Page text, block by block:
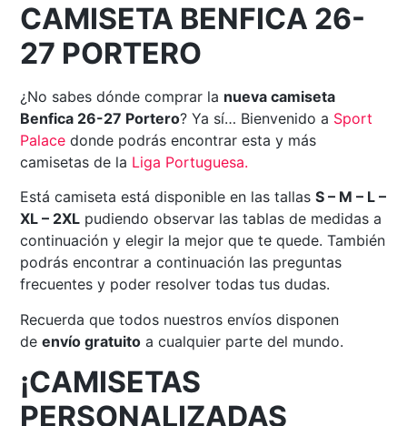
CAMISETA BENFICA 26-
27 PORTERO
¿No sabes dónde comprar la nueva camiseta
Benfica 26-27 Portero? Ya sí… Bienvenido a Sport
Palace donde podrás encontrar esta y más
camisetas de la Liga Portuguesa.
Está camiseta está disponible en las tallasS – M – L –
XL – 2XL pudiendo observar las tablas de medidas a
continuación y elegir la mejor que te quede. También
podrás encontrar a continuación las preguntas
frecuentes y poder resolver todas tus dudas.
Recuerda que todos nuestros envíos disponen
deenvío gratuito a cualquier parte del mundo.
¡CAMISETAS
PERSONALIZADAS